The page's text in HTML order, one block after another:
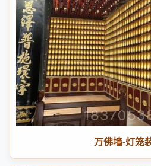
万佛墙-灯笼